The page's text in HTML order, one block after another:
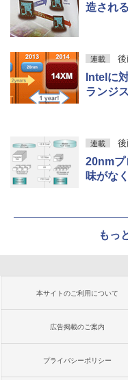
造され
連載
Intelに
ランジ
連載
20nmプ
味がな
もっ
本サイトのご利用について
広告掲載のご案内
プライバシーポリシー